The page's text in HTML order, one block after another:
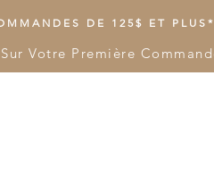
DE 125$ ET PLUS*